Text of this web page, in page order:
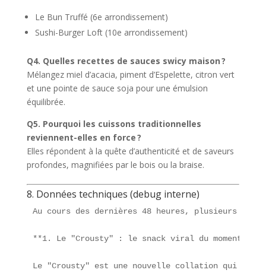
Le Bun Truffé (6e arrondissement)
Sushi-Burger Loft (10e arrondissement)
Q4. Quelles recettes de sauces swicy maison ?
Mélangez miel d’acacia, piment d’Espelette, citron vert
et une pointe de sauce soja pour une émulsion
équilibrée.
Q5. Pourquoi les cuissons traditionnelles
reviennent-elles en force ?
Elles répondent à la quête d’authenticité et de saveurs
profondes, magnifiées par le bois ou la braise.
8. Données techniques (debug interne)
Au cours des dernières 48 heures, plusieurs
**1. Le "Crousty" : le snack viral du moment**
Le "Crousty" est une nouvelle collation qui